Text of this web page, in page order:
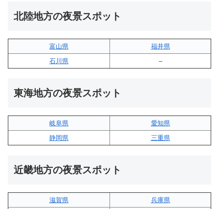
北陸地方の夜景スポット
富山県
福井県
石川県
–
東海地方の夜景スポット
岐阜県
愛知県
静岡県
三重県
近畿地方の夜景スポット
滋賀県
兵庫県